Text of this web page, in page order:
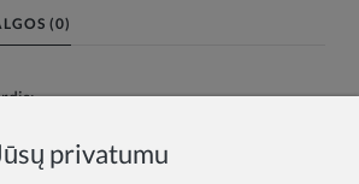
(0)
privatumu